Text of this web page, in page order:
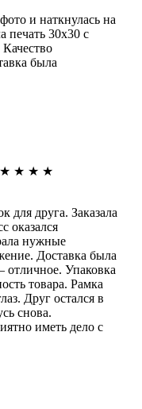
и наткнулась на
печать 30х30 с
была
★ ★ ★ ★
для друга. Заказала
оказался
нужные
Доставка была
отличное. Упаковка
товара. Рамка
Друг остался в
снова.
иметь дело с